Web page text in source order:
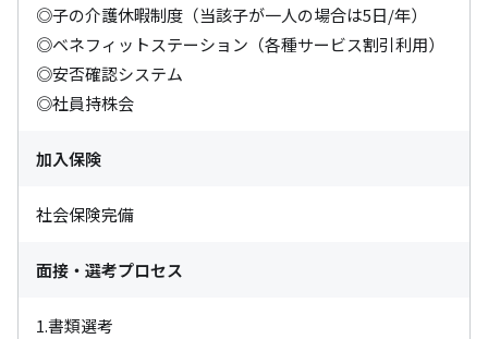
◎子の介護休暇制度（当該子が一人の場合は5日/年）
◎ベネフィットステーション（各種サービス割引利用）
◎安否確認システム
◎社員持株会
加入保険
社会保険完備
面接・選考プロセス
1.書類選考